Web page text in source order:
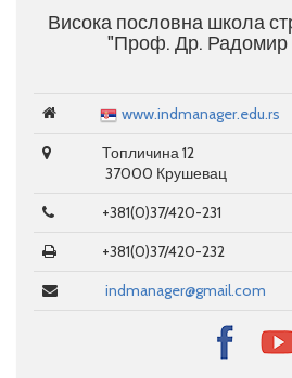
Висока пословна школа
"Проф. Др. Радомир
www.indmanager.edu.rs
Топличина 12
37000 Крушевац
+381(0)37/420-231
+381(0)37/420-232
indmanager@gmail.com